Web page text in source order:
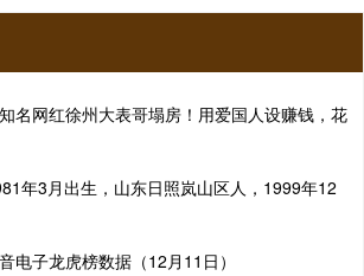
名网红徐州大表哥塌房！用爱国人设赚钱，花
年3月出生，山东日照岚山区人，1999年12
电子龙虎榜数据（12月11日）